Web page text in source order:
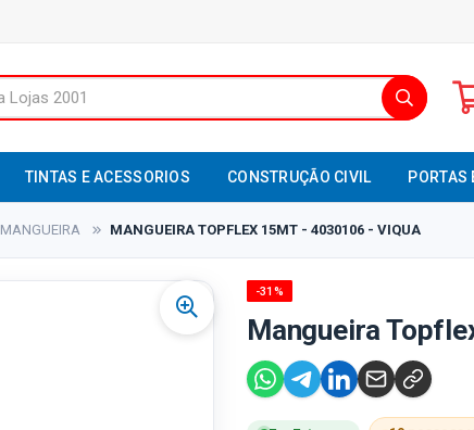
TINTAS E ACESSORIOS CONSTRUÇÃO CIVIL PORTAS
MANGUEIRA MANGUEIRA TOPFLEX 15MT - 4030106 - VIQUA
-31%
Mangueira